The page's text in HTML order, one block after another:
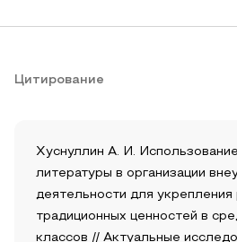
Цитирование
Хуснуллин А. И.
литературы в организации
деятельности для укрепления
традиционных ценностей в
классов // Актуальные